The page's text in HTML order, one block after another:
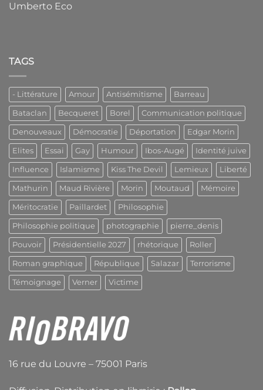
Umberto Eco
TAGS
- Littérature Amour Antisémitisme Barreau
Bataclan Becqueret Borel Communication politique
Denouveaux Démocratie Déportation Edgar Morin
Elites Essai Gay Humour Ibos-Augé Identité juive
Influence Islamisme Kiss The Devil Lemieux Liberté
Mathurin Maud Rivière Morin Moutaud Mémoire
Méritocratie Paillardet Philosophie
Philosophie politique photographie pierre_denis
Pouvoir Présidentielle 2027 rhétorique Roller
Roman graphique République Salazar Terrorisme
Témoignage Verner Victime
16 rue du Louvre – 75001 Paris